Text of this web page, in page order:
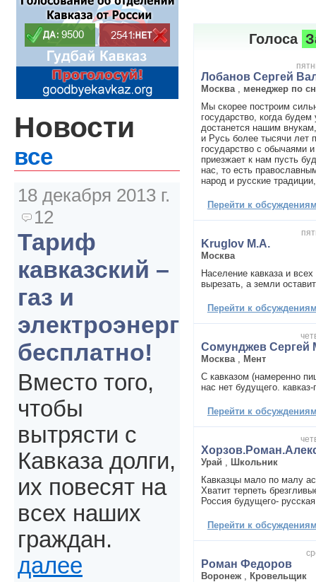
Голоса
Лобанов Сергей
Москва
менеджер по
Мы скорее построим
государство, когда
достанется нашим
и Русь более тысячи лет
государство с обычаями
приезжает к нам пусть
нас, то есть
народ и русские
Перейти к
Kruglov M.A.
Москва
Население кавказа и
вырезать, а земли
Перейти к
Сомунджев Сергей
Москва
Мент
С кавказом (намеренно
нас нет будущего.
Перейти к
Урай
Школьник
Кавказцы мало по малу
Хватит терпеть
Россия будущего-
Перейти к
Роман Федоров
Воронеж
Кровельщик
Новости
все
18 декабря 2013 г.
12
Тариф
кавказский –
газ и
электроэнергия
бесплатно!
Вместо того,
чтобы
вытрясти с
Кавказа долги,
их повесят на
всех наших
граждан.
далее